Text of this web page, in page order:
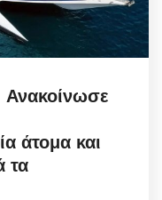
άτομα και
τα